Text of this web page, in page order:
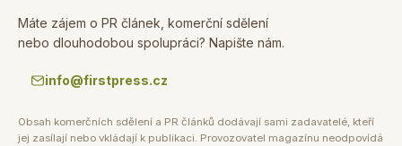
Máte zájem o PR článek, komerční sdělení
nebo dlouhodobou spolupráci? Napište nám.
info@firstpress.cz
Obsah komerčních sdělení a PR článků dodávají sami zadavatelé, kteří
jej zasílají nebo vkládají k publikaci. Provozovatel magazínu neodpovídá